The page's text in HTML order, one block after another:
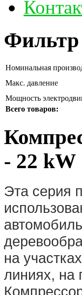
Фильтр
Номинальная
Макс. давление
Мощность
Всего товаров:
- 22 kW
Эта серия
на
линиях, на